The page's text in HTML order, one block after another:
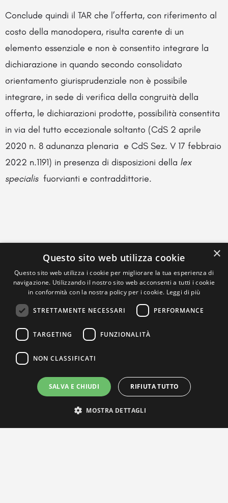
Conclude quindi il TAR che l’offerta, con riferimento al
costo della manodopera, risulta carente di un
elemento essenziale e non è consentito integrare la
dichiarazione in quando secondo consolidato
orientamento giurisprudenziale non è possibile
integrare, in sede di verifica della congruità della
offerta, le dichiarazioni prodotte, possibilità consentita
in via del tutto eccezionale soltanto (CdS 2 aprile
2020 n. 8 adunanza plenaria e CdS Sez. V 17 febbraio
2022 n.1191) in presenza di disposizioni della lex
specialisfuorvianti e contraddittorie.
×
Questo sito web utilizza cookie
Questo sito web utilizza i cookie per migliorare la tua esperienza di
navigazione. Utilizzando il nostro sito web acconsenti a tutti i cookie
in conformità con la nostra policy per i cookie. Leggi di più
STRETTAMENTE NECESSARI PERFORMANCE
TARGETING FUNZIONALITÀ
NON CLASSIFICATI
SALVA E CHIUDI RIFIUTA TUTTO
MOSTRA DETTAGLI